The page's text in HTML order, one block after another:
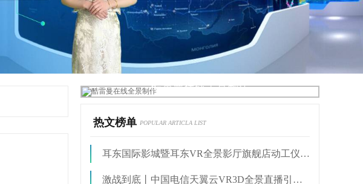
酷雷曼在线全景制作
热文榜单 POPULAR ARTICLA LIST
耳东国际影城暨耳东VR全景影厅旗舰店动工仪式盛大举行
激战到底丨中国电信天翼云VR3D全景直播引燃拳击热火